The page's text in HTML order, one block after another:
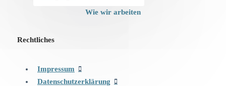
Wie wir arbeiten
Rechtliches
Impressum
Datenschutzerklärung